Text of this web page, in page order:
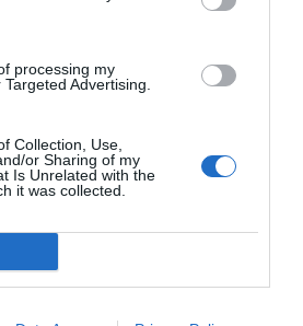
processing my
Advertising.
Collection, Use,
or Sharing of my
Is Unrelated with the
it was collected.
las últimas noticias de actualidad.
ACTIVAR AHORA